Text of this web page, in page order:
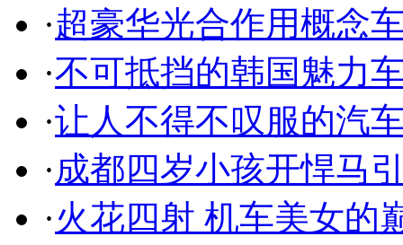
·超豪华光合作用概念
·不可抵挡的韩国魅力
·让人不得不叹服的汽
·成都四岁小孩开悍马
·火花四射 机车美女的